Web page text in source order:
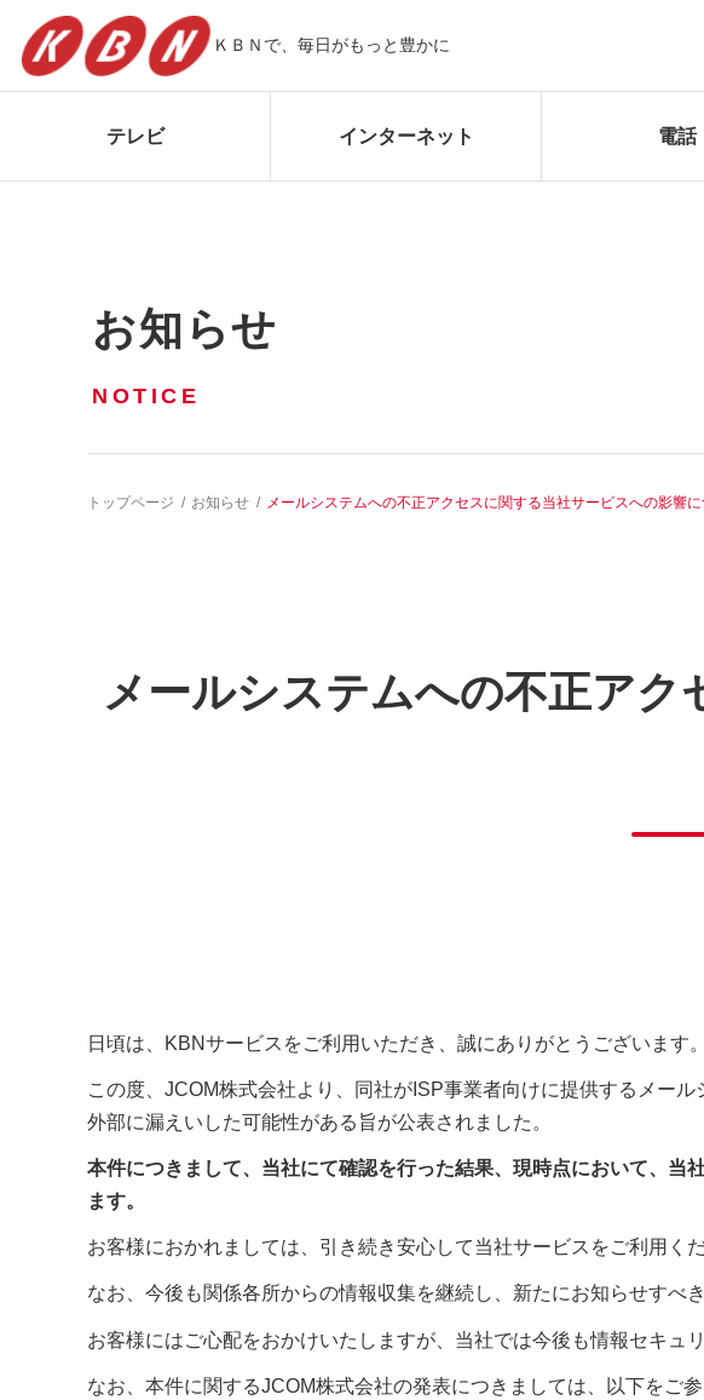
ＫＢＮで、毎日がもっと豊かに
テレビ インターネット 電話
お知らせ
NOTICE
トップページ お知らせ メールシステムへの不正アクセスに関する当社サービスへの影響
メールシステムへの不正ア
日頃は、KBNサービスをご利用いただき、誠にありがとうございます。
この度、JCOM株式会社より、同社がISP事業者向けに提供するメー
外部に漏えいした可能性がある旨が公表されました。
本件につきまして、当社にて確認を行った結果、現時点において、当
ます。
お客様におかれましては、引き続き安心して当社サービスをご利用くだ
なお、今後も関係各所からの情報収集を継続し、新たにお知らせすべ
お客様にはご心配をおかけいたしますが、当社では今後も情報セキュ
なお、本件に関するJCOM株式会社の発表につきましては、以下をご参